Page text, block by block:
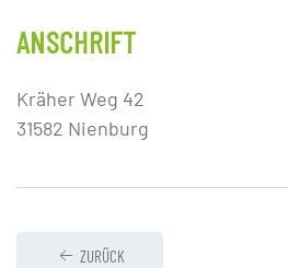
ANSCHRIFT
Kräher Weg 42
31582 Nienburg
ZURÜCK